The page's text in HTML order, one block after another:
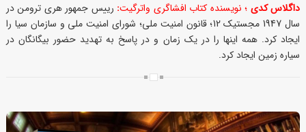
داگلاس کدی ؛ نویسنده کتاب افشاگری واترگیت: رییس جمهور هری ترومن در
سال 1947 مجستیک 12؛ قانون امنیت ملی؛ شورای امنیت ملی و سازمان سیا را
ایجاد کرد. همه اینها را در یک زمان و در پاسخ به تهدید حضور بیگانگان در
سیاره زمین ایجاد کرد.